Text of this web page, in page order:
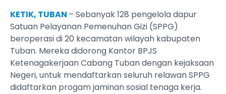
KETIK, TUBAN – Sebanyak 128 pengelola dapur
Satuan Pelayanan Pemenuhan Gizi (SPPG)
beroperasi di 20 kecamatan wilayah kabupaten
Tuban. Mereka didorong Kantor BPJS
Ketenagakerjaan Cabang Tuban dengan kejaksaan
Negeri, untuk mendaftarkan seluruh relawan SPPG
didaftarkan progam jaminan sosial tenaga kerja.